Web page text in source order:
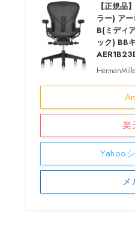
【正規
ラー) ア
B(ミディ
ック) BB
楽
Yahoo
メ